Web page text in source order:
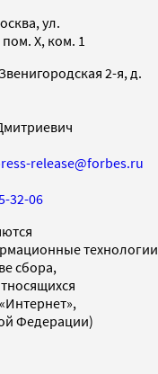
ул.
X, ком. 1
2-я, д.
release@forbes.ru
32-06
технологии
сбора,
Федерации)